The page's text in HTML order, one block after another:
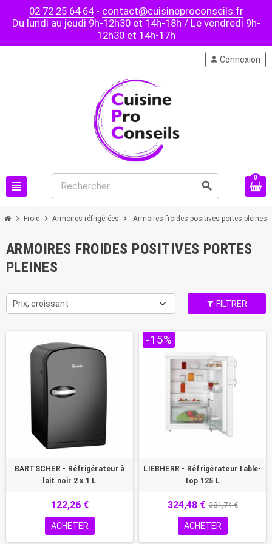
02 72 25 64 64- contact@cuisineproconseils.fr
Du lundi au jeudi 9h-12h30 et 14h-18h / Le vendredi 9h-
12h30 et 14h-17h
view_headline search
person Connexion
0
chevron_right Froid chevron_right Armoires réfrigérées chevron_right Armoires froides positives portes pleines
ARMOIRES FROIDES POSITIVES PORTES
PLEINES
Prix, croissant FILTRER
BARTSCHER - Réfrigérateur à
lait noir 2 x 1 L
122,26 €
ACHETER
-15%
LIEBHERR - Réfrigérateur table-
top 125 L
324,48 € 381,74 €
ACHETER